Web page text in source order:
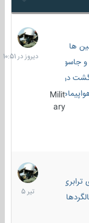
دریایی
Milit
ary
دیروز
در
10:51
22
تیر
1405